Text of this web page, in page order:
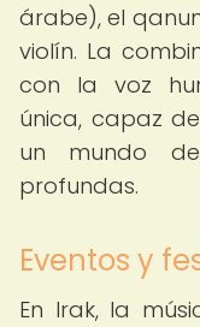
árabe), el
violín. La
con la voz
única, capaz
un mundo
profundas.
Eventos y
En Irak, la